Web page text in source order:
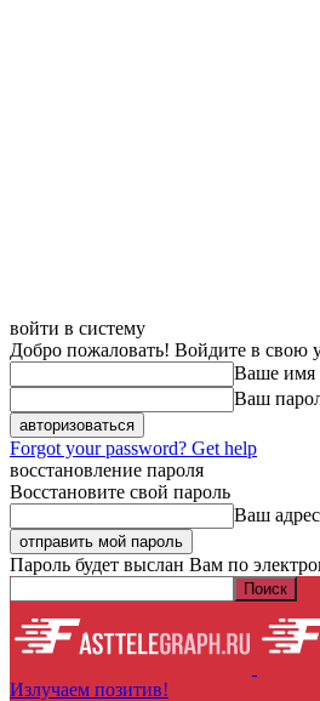
войти в систему
Добро пожаловать! Войдите в свою
Ваше имя
Ваш
Forgot your password? Get help
восстановление пароля
Восстановите свой пароль
Ваш
Пароль будет выслан Вам по
Излучаем позитив!